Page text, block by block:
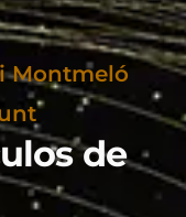
Montmeló
de